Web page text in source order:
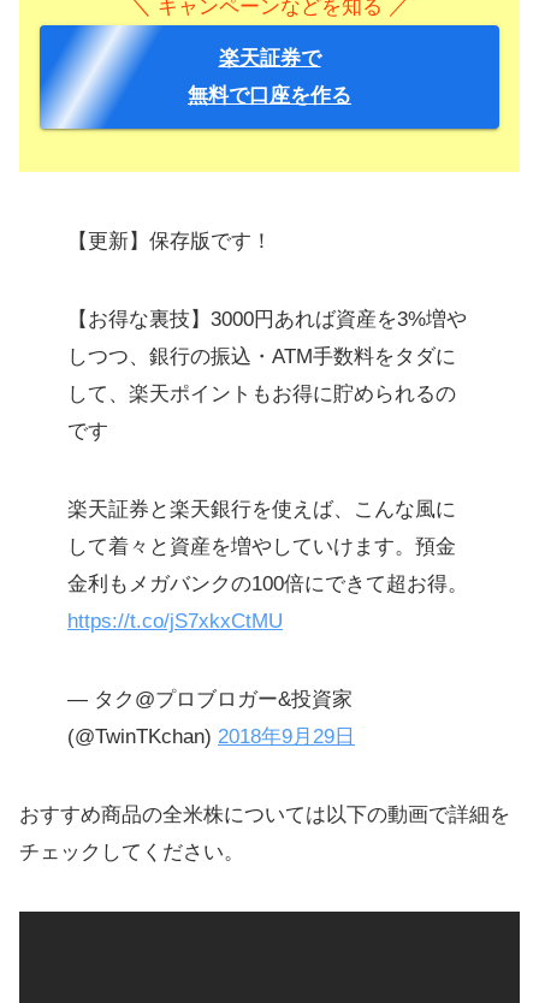
＼ キャンペーンなどを知る ／
楽天証券で
無料で口座を作る
【更新】保存版です！
【お得な裏技】3000円あれば資産を3%増や
しつつ、銀行の振込・ATM手数料をタダに
して、楽天ポイントもお得に貯められるの
です
楽天証券と楽天銀行を使えば、こんな風に
して着々と資産を増やしていけます。預金
金利もメガバンクの100倍にできて超お得。
https://t.co/jS7xkxCtMU
— タク@プロブロガー&投資家
(@TwinTKchan) 2018年9月29日
おすすめ商品の全米株については以下の動画で詳細を
チェックしてください。